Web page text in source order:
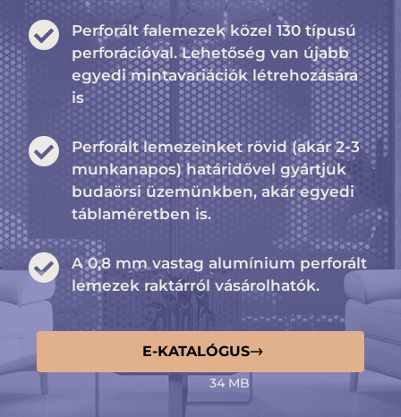
Perforált falemezek közel 130 típusú
perforációval. Lehetőség van újabb
egyedi mintavariációk létrehozására
is
Perforált lemezeinket rövid (akár 2-3
munkanapos) határidővel gyártjuk
budaörsi üzemünkben, akár egyedi
táblaméretben is.
A 0,8 mm vastag alumínium perforált
lemezek raktárról vásárolhatók.
E-KATALÓGUS
34 MB